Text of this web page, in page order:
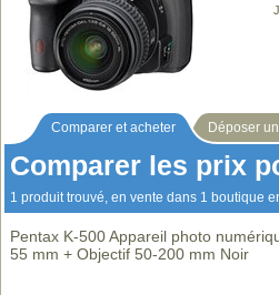
Comparer et acheter Déposer
Comparer les prix
1 produit trouvé, en vente dans 1 boutique
Pentax K-500 Appareil photo
55 mm + Objectif 50-200 mm Noir